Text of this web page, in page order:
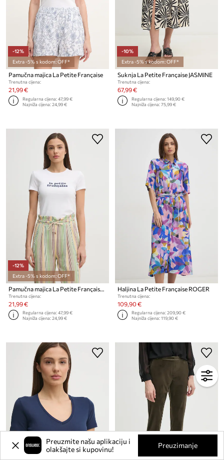
-12%
Extra -5% s kodom: OFF*
Pamučna majica La Petite Française
Trenutna cijena:
21,99 €
Regularna cijena:47,99 €
Najniža cijena:24,99 €
-10%
Extra -5% s kodom: OFF*
Suknja La Petite Française JASMINE
Trenutna cijena:
67,99 €
Regularna cijena:149,90 €
Najniža cijena:75,99 €
-12%
Extra -5% s kodom: OFF*
Trenutna cijena:
21,99 €
Regularna cijena:47,99 €
Najniža cijena:24,99 €
Haljina La Petite Française ROGER
Trenutna cijena:
109,90 €
Regularna cijena:209,90 €
Najniža cijena:119,90 €
Preuzmite našu aplikaciju i
olakšajte si kupovinu!
Preuzimanje